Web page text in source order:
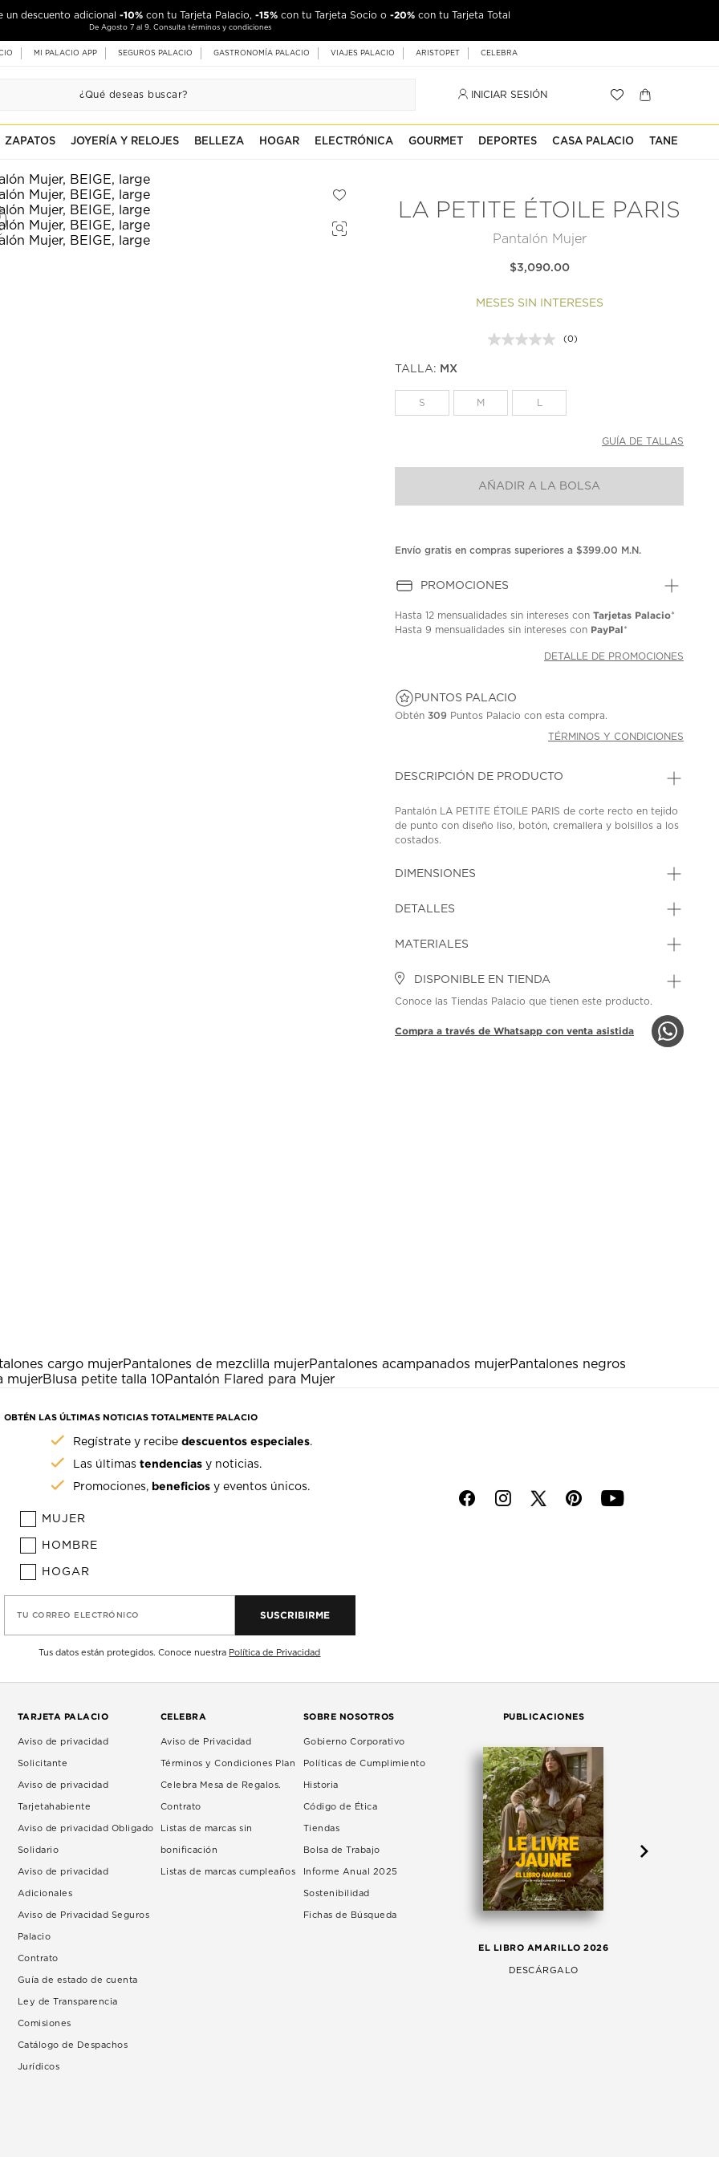
un descuento adicional -10% con tu Tarjeta Palacio, -15% con tu Tarjeta Socio o -20% con tu Tarjeta Total
De Agosto 7 al 9. Consulta términos y condiciones
MI PALACIO APP SEGUROS PALACIO GASTRONOMÍA PALACIO VIAJES PALACIO ARISTOPET CELEBRA
INICIAR SESIÓN
ZAPATOS JOYERÍA Y RELOJES BELLEZA HOGAR ELECTRÓNICA GOURMET DEPORTES CASA PALACIO TANE
LA PETITE ÉTOILE PARIS
Pantalón Mujer
$3,090.00
MESES SIN INTERESES
Sin
(0)
TALLA: MX
S M
GUÍA DE TALLAS
AÑADIR A LA BOLSA
Envío gratis en compras superiores a $399.00 M.N.
PROMOCIONES
Hasta12 mensualidades sin intereses conTarjetas Palacio*
Hasta9 mensualidades sin intereses con PayPal*
DETALLE DE PROMOCIONES
PUNTOS PALACIO
Obtén309 Puntos Palacio con esta compra.
TÉRMINOS Y CONDICIONES
DESCRIPCIÓN DE PRODUCTO
Pantalón LA PETITE ÉTOILE PARIS de corte recto en tejido
de punto con diseño liso, botón, cremallera y bolsillos a los
costados.
DIMENSIONES
DETALLES
MATERIALES
DISPONIBLE EN TIENDA
Conoce las Tiendas Palacio que tienen este producto.
Compra a través de Whatsapp con venta asistida
cargo mujerPantalones de mezclilla mujerPantalones acampanados mujerPantalones negros
mujerBlusa petite talla 10Pantalón Flared para Mujer
OBTÉN LAS ÚLTIMAS NOTICIAS TOTALMENTE PALACIO
Regístrate y recibedescuentos especiales.
Las últimastendencias y noticias.
Promociones, beneficios y eventos únicos.
MUJER
HOMBRE
HOGAR
TU CORREO ELECTRÓNICO SUSCRIBIRME
Tus datos están protegidos. Conoce nuestra Política de Privacidad
f i p y
TARJETA PALACIO
Aviso de privacidad
Solicitante
Aviso de privacidad
Tarjetahabiente
Aviso de privacidad Obligado
Solidario
Aviso de privacidad
Adicionales
Aviso de Privacidad Seguros
Palacio
Contrato
Guía de estado de cuenta
Ley de Transparencia
Comisiones
Catálogo de Despachos
Jurídicos
CELEBRA
Aviso de Privacidad
Términos y Condiciones Plan
Celebra Mesa de Regalos.
Contrato
Listas de marcas sin
bonificación
Listas de marcas cumpleaños
SOBRE NOSOTROS
Gobierno Corporativo
Políticas de Cumplimiento
Historia
Código de Ética
Tiendas
Bolsa de Trabajo
Informe Anual 2025
Sostenibilidad
Fichas de Búsqueda
PUBLICACIONES
EL LIBRO AMARILLO 2026
DESCÁRGALO